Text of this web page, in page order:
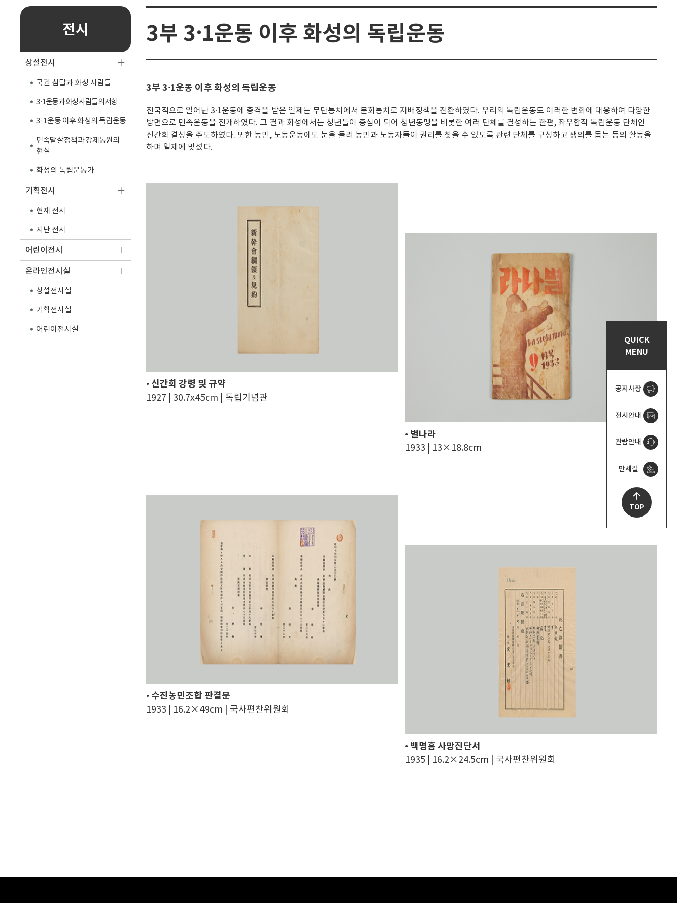
전시
상설전시
국권 침탈과 화성 사람들
3·1운동과 화성 사람들의 저항
3·1운동 이후 화성의 독립운동
민족말살정책과 강제동원의
현실
화성의 독립운동가
기획전시
현재 전시
지난 전시
어린이전시
온라인전시실
상설전시실
기획전시실
어린이전시실
3부 3⸱1운동 이후 화성의 독립운동
3부 3⸱1운동 이후 화성의 독립운동
전국적으로 일어난 3⸱1운동에 충격을 받은 일제는 무단통치에서 문화통치로 지배정책을 전환하였다. 우리의 독립운동도 이러한 변화에 대응하여 다양한
방면으로 민족운동을 전개하였다. 그 결과 화성에서는 청년들이 중심이 되어 청년동맹을 비롯한 여러 단체를 결성하는 한편, 좌우합작 독립운동 단체인
신간회 결성을 주도하였다. 또한 농민, 노동운동에도 눈을 돌려 농민과 노동자들이 권리를 찾을 수 있도록 관련 단체를 구성하고 쟁의를 돕는 등의 활동을
하며 일제에 맞섰다.
• 신간회 강령 및 규약
1927 | 30.7x45cm | 독립기념관
• 별나라
1933 | 13×18.8cm
• 수진농민조합 판결문
1933 | 16.2×49cm | 국사편찬위원회
• 백명흠 사망진단서
1935 | 16.2×24.5cm | 국사편찬위원회
QUICK
MENU
공지사항
전시안내
관람안내
만세길
TOP